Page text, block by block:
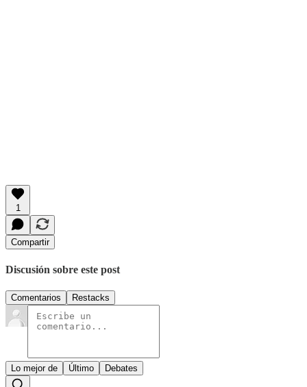
1
Compartir
Discusión sobre este post
Comentarios Restacks
Lo mejor de Último Debates